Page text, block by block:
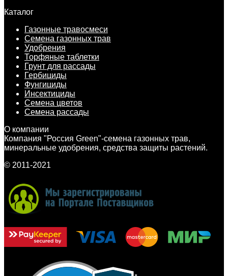
Каталог
Газонные травосмеси
Семена газонных трав
Удобрения
Торфяные таблетки
Грунт для рассады
Гербициды
Фунгициды
Инсектициды
Семена цветов
Семена рассады
О компании
Компания "Россия Green"-семена газонных трав,
минеральные удобрения, средства защиты растений.
© 2011-2021